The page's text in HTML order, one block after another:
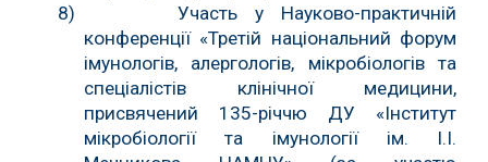
8) Участь у Науково-практичній
конференції «Третій національний форум
імунологів, алергологів, мікробіологів та
спеціалістів клінічної медицини,
присвячений 135-річчю ДУ «Інститут
мікробіології та імунології ім. І.І.